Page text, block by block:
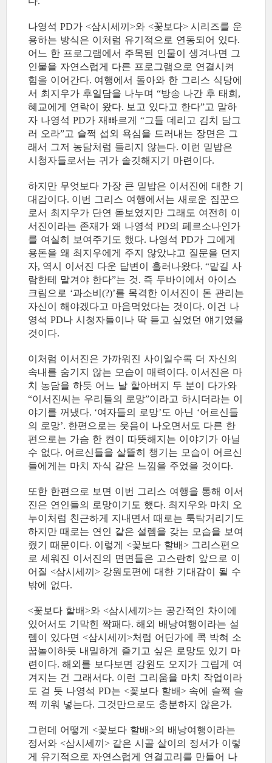
나영석 PD가 <삼시세끼>와 <꽃보다> 시리즈를 운
용하는 방식은 이처럼 유기적으로 연동되어 있다.
어느 한 프로그램에서 주목된 인물이 생겨나면 그
인물을 자연스럽게 다른 프로그램으로 연결시켜
힘을 이어간다. 여행에서 돌아와 한 그리스 식당에
서 최지우가 후일담을 나누며 “방송 나간 후 태희,
혜교에게 연락이 왔다. 보고 있다고 한다”고 말하
자 나영석 PD가 재빠르게 “그들 데리고 김치 담그
러 오라”고 슬쩍 섭외 욕심을 드러내는 장면은 그
래서 그저 농담처럼 들리지 않는다. 이런 밑밥은
시청자들로서는 귀가 솔깃해지기 마련이다.
하지만 무엇보다 가장 큰 밑밥은 이서진에 대한 기
대감이다. 이번 그리스 여행에서는 새로운 짐꾼으
로서 최지우가 단연 돋보였지만 그래도 여전히 이
서진이라는 존재가 왜 나영석 PD의 페르소나인가
를 여실히 보여주기도 했다. 나영석 PD가 그에게
용돈을 왜 최지우에게 주지 않았냐고 질문을 던지
자, 역시 이서진 다운 답변이 흘러나왔다. “맡길 사
람한테 맡겨야 한다”는 것. 즉 두바이에서 아이스
크림으로 ‘과소비(?)’를 목격한 이서진이 돈 관리는
자신이 해야겠다고 마음먹었다는 것이다. 이건 나
영석 PD나 시청자들이나 딱 듣고 싶었던 얘기였을
것이다.
이처럼 이서진은 가까워진 사이일수록 더 자신의
속내를 숨기지 않는 모습이 매력이다. 이서진은 마
치 농담을 하듯 어느 날 할아버지 두 분이 다가와
“이서진씨는 우리들의 로망”이라고 하시더라는 이
야기를 꺼냈다. ‘여자들의 로망’도 아닌 ‘어르신들
의 로망’. 한편으로는 웃음이 나오면서도 다른 한
편으로는 가슴 한 켠이 따뜻해지는 이야기가 아닐
수 없다. 어르신들을 살뜰히 챙기는 모습이 어르신
들에게는 마치 자식 같은 느낌을 주었을 것이다.
또한 한편으로 보면 이번 그리스 여행을 통해 이서
진은 연인들의 로망이기도 했다. 최지우와 마치 오
누이처럼 친근하게 지내면서 때로는 툭탁거리기도
하지만 때로는 연인 같은 설렘을 갖는 모습을 보여
줬기 때문이다. 이렇게 <꽃보다 할배> 그리스편으
로 세워진 이서진의 면면들은 고스란히 앞으로 이
어질 <삼시세끼> 강원도편에 대한 기대감이 될 수
밖에 없다.
<꽃보다 할배>와 <삼시세끼>는 공간적인 차이에
있어서도 기막힌 짝패다. 해외 배낭여행이라는 설
렘이 있다면 <삼시세끼>처럼 어딘가에 콕 박혀 소
꿉놀이하듯 내밀하게 즐기고 싶은 로망도 있기 마
련이다. 해외를 보다보면 강원도 오지가 그립게 여
겨지는 건 그래서다. 이런 그리움을 마치 작업이라
도 걸 듯 나영석 PD는 <꽃보다 할배> 속에 슬쩍 슬
쩍 끼워 넣는다. 그것만으로도 충분하지 않은가.
그런데 어떻게 <꽃보다 할배>의 배낭여행이라는
정서와 <삼시세끼> 같은 시골 살이의 정서가 이렇
게 유기적으로 자연스럽게 연결고리를 만들어 나